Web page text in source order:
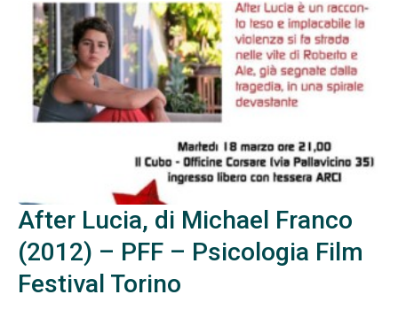
After Lucia, di Michael Franco
(2012) – PFF – Psicologia Film
Festival Torino